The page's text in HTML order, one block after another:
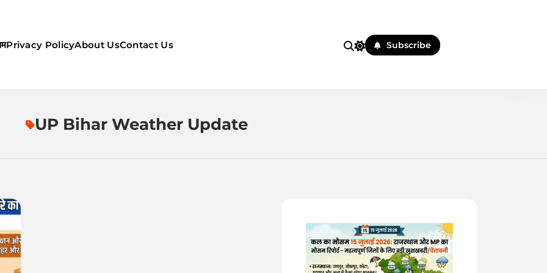
| कल का मौसम की जानकारी सबसे पहले
Privacy PolicyAbout UsContact Us Subscribe
UP Bihar Weather Update